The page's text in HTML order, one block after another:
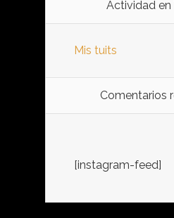
Actividad
Mis tuits
Comentarios
[instagram-feed]